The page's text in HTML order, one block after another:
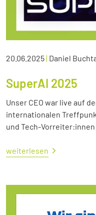
20.06.2025| Daniel
SuperAI 2025
Unser CEO war live auf
internationalen
und Tech-
weiterlesen